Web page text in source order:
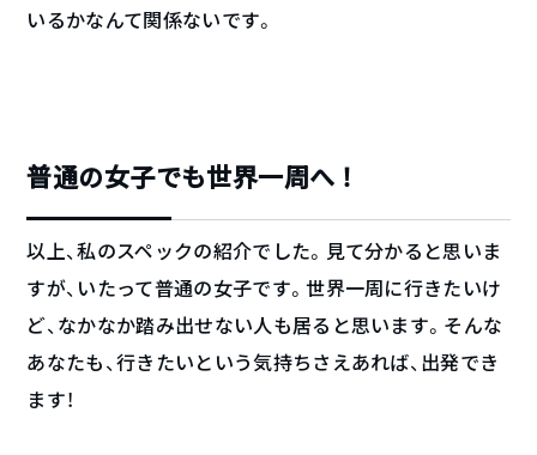
いるかなんて関係ないです。
普通の女子でも世界一周へ！
以上、私のスペックの紹介でした。見て分かると思いま
すが、いたって普通の女子です。世界一周に行きたいけ
ど、なかなか踏み出せない人も居ると思います。そんな
あなたも、行きたいという気持ちさえあれば、出発でき
ます！